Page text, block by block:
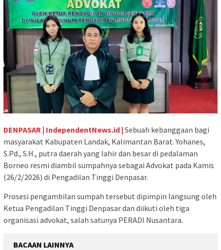
DENPASAR | IndependentNews.id | Sebuah kebanggaan bagi
masyarakat Kabupaten Landak, Kalimantan Barat. Yohanes,
S.Pd., S.H., putra daerah yang lahir dan besar di pedalaman
Borneo resmi diambil sumpahnya sebagai Advokat pada Kamis
(26/2/2026) di Pengadilan Tinggi Denpasar.
Prosesi pengambilan sumpah tersebut dipimpin langsung oleh
Ketua Pengadilan Tinggi Denpasar dan diikuti oleh tiga
organisasi advokat, salah satunya PERADI Nusantara.
BACAAN LAINNYA